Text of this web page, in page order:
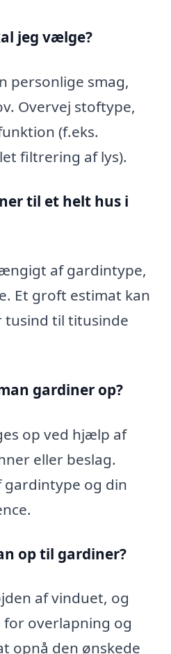
jeg vælge?
personlige smag,
Overvej stoftype,
(f.eks.
filtrering af lys).
til et helt hus i
af gardintype,
Et groft estimat kan
tusind til titusinde
gardiner op?
op ved hjælp af
eller beslag.
og din
op til gardiner?
af vinduet, og
overlapning og
opnå den ønskede